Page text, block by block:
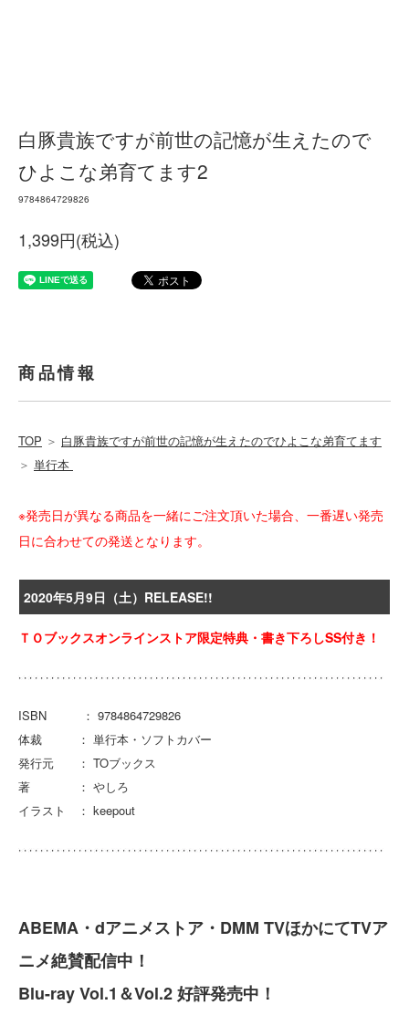
白豚貴族ですが前世の記憶が生えたので
ひよこな弟育てます2
9784864729826
1,399円(税込)
商品情報
TOP ＞ 白豚貴族ですが前世の記憶が生えたのでひよこな弟育てます
＞ 単行本
※発売日が異なる商品を一緒にご注文頂いた場合、一番遅い発売
日に合わせての発送となります。
2020年5月9日（土）RELEASE!!
ＴＯブックスオンラインストア限定特典・書き下ろしSS付き！
ISBN ： 9784864729826
体裁 ： 単行本・ソフトカバー
発行元 ： TOブックス
著 ： やしろ
イラスト ： keepout
ABEMA・dアニメストア・DMM TVほかにてTVア
ニメ絶賛配信中！
Blu-ray Vol.1＆Vol.2 好評発売中！